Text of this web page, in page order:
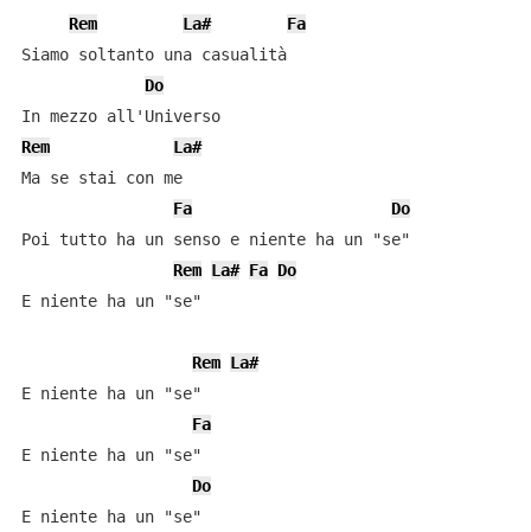
Rem La#
Fa
Siamo soltanto una casualità
Do
In mezzo all'Universo
Rem
La#
Ma se stai con me
Fa
Do
Poi tutto ha un senso e niente ha un "se"
Rem La# Fa Do
E niente ha un "se"
Rem La#
E niente ha un "se"
Fa
E niente ha un "se"
Do
E niente ha un "se"